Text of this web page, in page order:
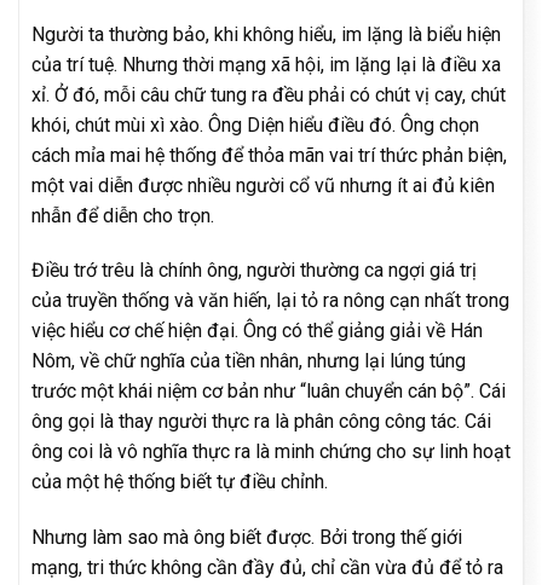
Người ta thường bảo, khi không hiểu, im lặng là biểu hiện
của trí tuệ. Nhưng thời mạng xã hội, im lặng lại là điều xa
xỉ. Ở đó, mỗi câu chữ tung ra đều phải có chút vị cay, chút
khói, chút mùi xì xào. Ông Diện hiểu điều đó. Ông chọn
cách mỉa mai hệ thống để thỏa mãn vai trí thức phản biện,
một vai diễn được nhiều người cổ vũ nhưng ít ai đủ kiên
nhẫn để diễn cho trọn.
Điều trớ trêu là chính ông, người thường ca ngợi giá trị
của truyền thống và văn hiến, lại tỏ ra nông cạn nhất trong
việc hiểu cơ chế hiện đại. Ông có thể giảng giải về Hán
Nôm, về chữ nghĩa của tiền nhân, nhưng lại lúng túng
trước một khái niệm cơ bản như “luân chuyển cán bộ”. Cái
ông gọi là thay người thực ra là phân công công tác. Cái
ông coi là vô nghĩa thực ra là minh chứng cho sự linh hoạt
của một hệ thống biết tự điều chỉnh.
Nhưng làm sao mà ông biết được. Bởi trong thế giới
mạng, tri thức không cần đầy đủ, chỉ cần vừa đủ để tỏ ra